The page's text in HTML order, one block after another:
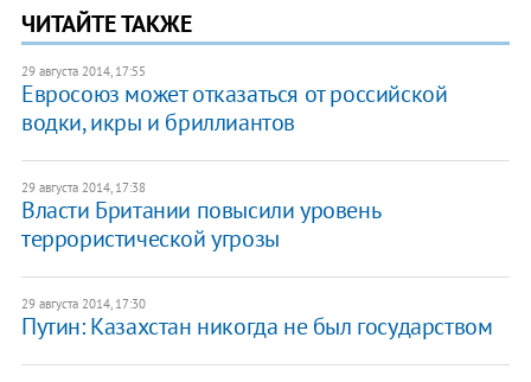
ЧИТАЙТЕ ТАКЖЕ
29 августа 2014, 17:55
Евросоюз может отказаться от российской
водки, икры и бриллиантов
29 августа 2014, 17:38
Власти Британии повысили уровень
террористической угрозы
29 августа 2014, 17:30
Путин: Казахстан никогда не был государством